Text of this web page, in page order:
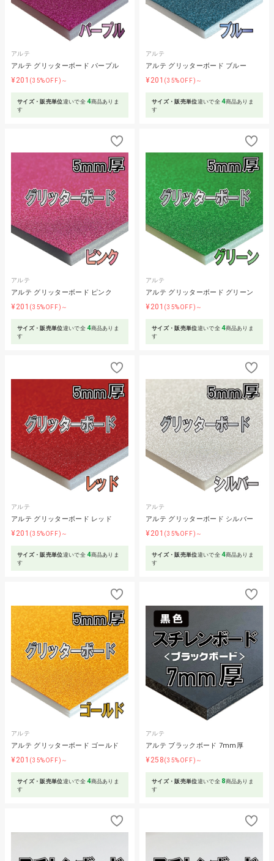
アルテ
アルテ グリッターボード パープル
¥201 (35%OFF)～
サイズ・販売単位違いで全4商品ありま
す
アルテ
アルテ グリッターボード ブルー
¥201 (35%OFF)～
サイズ・販売単位違いで全4商品ありま
す
アルテ
アルテ グリッターボード ピンク
¥201 (35%OFF)～
サイズ・販売単位違いで全4商品ありま
す
アルテ
アルテ グリッターボード グリーン
¥201 (35%OFF)～
サイズ・販売単位違いで全4商品ありま
す
アルテ
アルテ グリッターボード レッド
¥201 (35%OFF)～
サイズ・販売単位違いで全4商品ありま
す
アルテ
アルテ グリッターボード シルバー
¥201 (35%OFF)～
サイズ・販売単位違いで全4商品ありま
す
アルテ
アルテ グリッターボード ゴールド
¥201 (35%OFF)～
サイズ・販売単位違いで全4商品ありま
す
アルテ
アルテ ブラックボード 7mm厚
¥258(35%OFF)～
サイズ・販売単位違いで全 8商品ありま
す